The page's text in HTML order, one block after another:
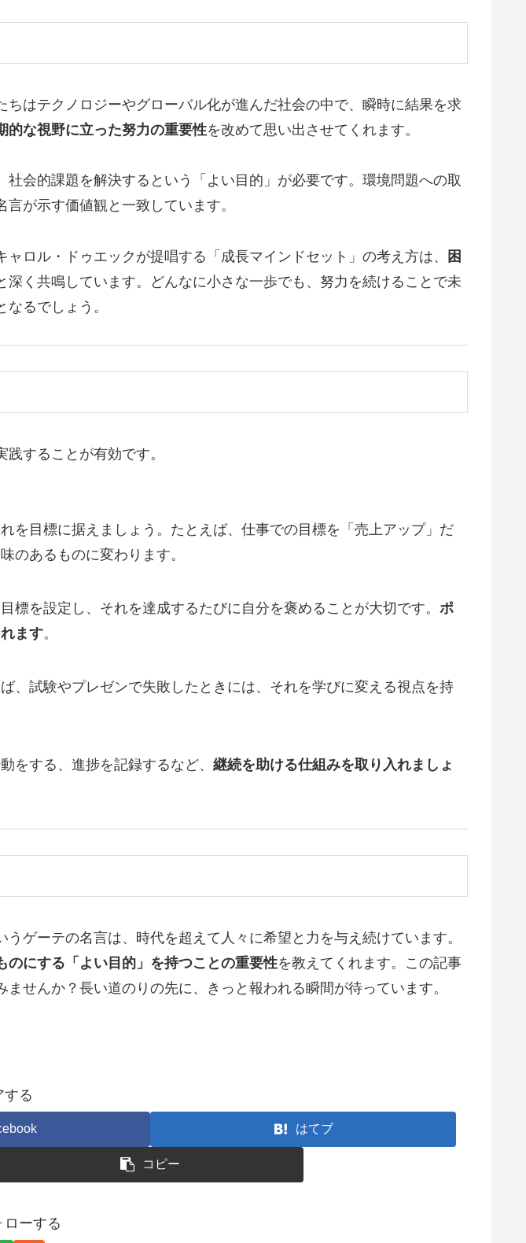
はテクノロジーやグローバル化が進んだ社会の中で、瞬時に結果を求
的な視野に立った努力の重要性を改めて思い出させてくれます。
会的課題を解決するという「よい目的」が必要です。環境問題への取
が示す価値観と一致しています。
ロル・ドゥエックが提唱する「成長マインドセット」の考え方は、
困
深く共鳴しています。どんなに小さな一歩でも、努力を続けることで未
るでしょう。
することが有効です。
を目標に据えましょう。たとえば、仕事での目標を「売上アップ」だ
のあるものに変わります。
を設定し、それを達成するたびに自分を褒めることが大切です。 ポ
ます。
、試験やプレゼンで失敗したときには、それを学びに変える視点を持
をする、進捗を記録するなど、 継続を助ける仕組みを取り入れましょ
ゲーテの名言は、時代を超えて人々に希望と力を与え続けています。
のにする「よい目的」を持つことの重要性を教えてくれます。この記事
せんか？長い道のりの先に、きっと報われる瞬間が待っています。
する
はてブ
コピー
ローする